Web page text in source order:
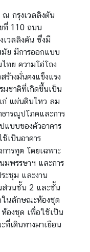
ณ กรุงเวลลิงตัน
ที่ 110 ถนน
เวลลิงตัน ซึ่งมี
ย มีการออกแบบ
ทย ความโอ่โถง
ร้างมั่นคงแข็งแรง
มชาติที่เกิดขึ้นเป็น
ก่ แผ่นดินไหว ลม
ารณูปโภคและการ
บบของตัวอาคาร
เป็นอาคาร
ารทูต โดยเฉพาะ
พรรษาฯ และการ
ะชุม และงาน
ส่วนชั้น 2 และชั้น
ในลักษณะห้องชุด
องชุด เพื่อใช้เป็น
ที่เดินทางมาเยือน